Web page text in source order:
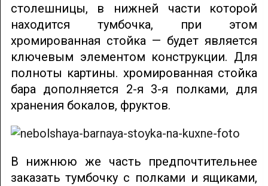
столешницы, в нижней части которой
находится тумбочка, при этом
хромированная стойка — будет является
ключевым элементом конструкции. Для
полноты картины. хромированная стойка
бара дополняется 2-я 3-я полками, для
хранения бокалов, фруктов.
В нижнюю же часть предпочтительнее
заказать тумбочку с полками и ящиками,